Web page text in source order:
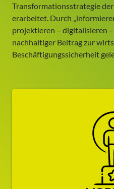
Transformationsstrategie
erarbeitet. Durch
projektieren – digitalisieren
nachhaltiger Beitrag zur
Beschäftigungssicherheit